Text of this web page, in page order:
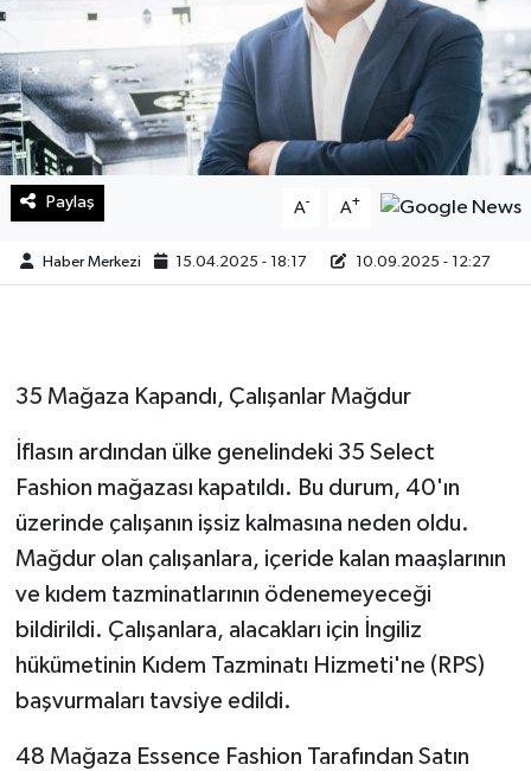
Paylaş A- A+
Haber Merkezi 15.04.2025 - 18:17 10.09.2025 - 12:27
35 Mağaza Kapandı, Çalışanlar Mağdur
İflasın ardından ülke genelindeki 35 Select
Fashion mağazası kapatıldı. Bu durum, 40'ın
üzerinde çalışanın işsiz kalmasına neden oldu.
Mağdur olan çalışanlara, içeride kalan maaşlarının
ve kıdem tazminatlarının ödenemeyeceği
bildirildi. Çalışanlara, alacakları için İngiliz
hükümetinin Kıdem Tazminatı Hizmeti'ne (RPS)
başvurmaları tavsiye edildi.
48 Mağaza Essence Fashion Tarafından Satın